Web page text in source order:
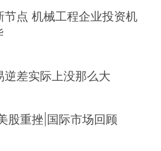
节点 机械工程企业投资机
逆差实际上没那么大
股重挫|国际市场回顾